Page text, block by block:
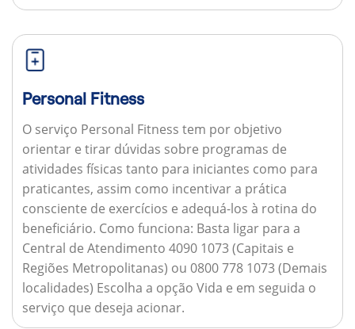
Personal Fitness
O serviço Personal Fitness tem por objetivo
orientar e tirar dúvidas sobre programas de
atividades físicas tanto para iniciantes como para
praticantes, assim como incentivar a prática
consciente de exercícios e adequá-los à rotina do
beneficiário. Como funciona: Basta ligar para a
Central de Atendimento 4090 1073 (Capitais e
Regiões Metropolitanas) ou 0800 778 1073 (Demais
localidades) Escolha a opção Vida e em seguida o
serviço que deseja acionar.